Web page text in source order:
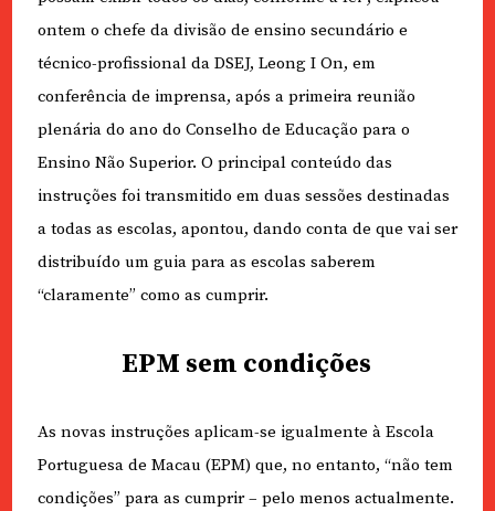
ontem o chefe da divisão de ensino secundário e
técnico-profissional da DSEJ, Leong I On, em
conferência de imprensa, após a primeira reunião
plenária do ano do Conselho de Educação para o
Ensino Não Superior. O principal conteúdo das
instruções foi transmitido em duas sessões destinadas
a todas as escolas, apontou, dando conta de que vai ser
distribuído um guia para as escolas saberem
“claramente” como as cumprir.
EPM sem condições
As novas instruções aplicam-se igualmente à Escola
Portuguesa de Macau (EPM) que, no entanto, “não tem
condições” para as cumprir – pelo menos actualmente.